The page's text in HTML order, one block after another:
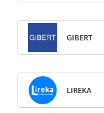
GIBERT
LIREKA